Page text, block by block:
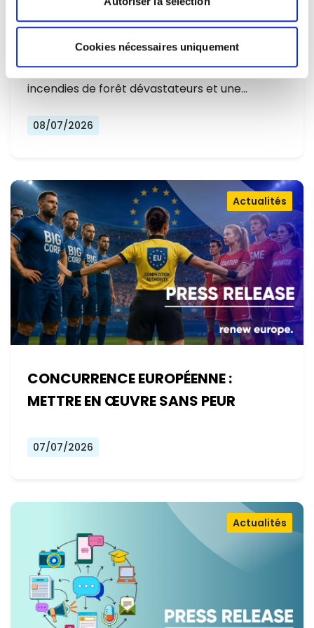
Cookies nécessaires uniquement
L'EUROPE NE PEUT PLUS SE
CONTENTER DE RÉAGIR ET DOIT SE
PRÉPARER
Alors que l'Europe connaît un nouvel été
marqué par des températures record, des
incendies de forêt dévastateurs et une…
08/07/2026
CONCURRENCE EUROPÉENNE :
METTRE EN ŒUVRE SANS PEUR
Actualités
07/07/2026
Actualités